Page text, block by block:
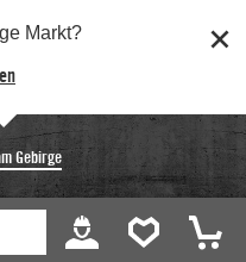
Markt?
Gebirge